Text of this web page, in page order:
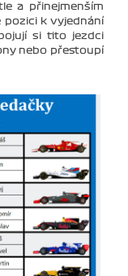
a přinejmenším
pozici k vyjednání
si tito jezdci
nebo přestoupí